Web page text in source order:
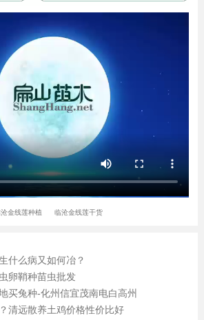
金线莲种植 临沧金线莲干货
什么病又如何冶？
卵鞘种苗虫批发
买兔种-化州信宜茂南电白高州
清远散养土鸡价格性价比好